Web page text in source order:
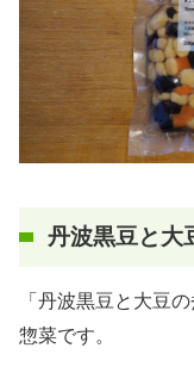
丹波黒豆と大
「丹波黒豆と大豆
惣菜です。